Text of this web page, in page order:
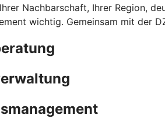
Nachbarschaft, Ihrer Region,
wichtig. Gemeinsam mit der